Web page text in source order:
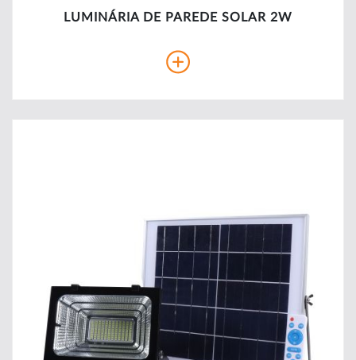
LUMINÁRIA DE PAREDE SOLAR 2W